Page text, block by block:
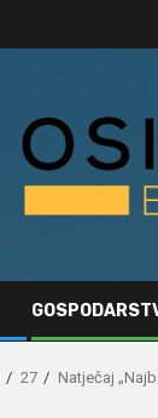
27 Natječaj